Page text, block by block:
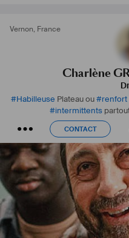
Vernon, France
Charlène
#Habilleuse Plateau ou#renfort
#intermittents
CONTACT
CONTACT